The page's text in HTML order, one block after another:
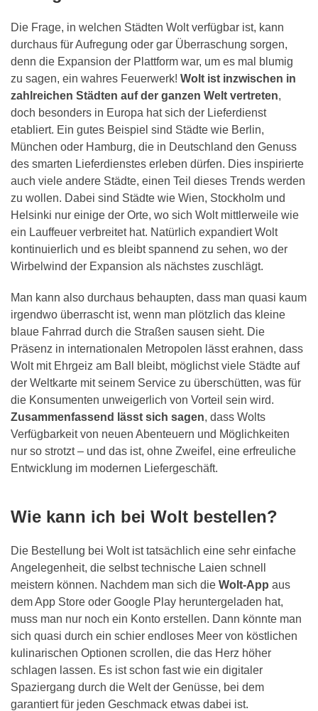
Die Frage, in welchen Städten Wolt verfügbar ist, kann
durchaus für Aufregung oder gar Überraschung sorgen,
denn die Expansion der Plattform war, um es mal blumig
zu sagen, ein wahres Feuerwerk! Wolt ist inzwischen in
zahlreichen Städten auf der ganzen Welt vertreten,
doch besonders in Europa hat sich der Lieferdienst
etabliert. Ein gutes Beispiel sind Städte wie Berlin,
München oder Hamburg, die in Deutschland den Genuss
des smarten Lieferdienstes erleben dürfen. Dies inspirierte
auch viele andere Städte, einen Teil dieses Trends werden
zu wollen. Dabei sind Städte wie Wien, Stockholm und
Helsinki nur einige der Orte, wo sich Wolt mittlerweile wie
ein Lauffeuer verbreitet hat. Natürlich expandiert Wolt
kontinuierlich und es bleibt spannend zu sehen, wo der
Wirbelwind der Expansion als nächstes zuschlägt.
Man kann also durchaus behaupten, dass man quasi kaum
irgendwo überrascht ist, wenn man plötzlich das kleine
blaue Fahrrad durch die Straßen sausen sieht. Die
Präsenz in internationalen Metropolen lässt erahnen, dass
Wolt mit Ehrgeiz am Ball bleibt, möglichst viele Städte auf
der Weltkarte mit seinem Service zu überschütten, was für
die Konsumenten unweigerlich von Vorteil sein wird.
Zusammenfassend lässt sich sagen, dass Wolts
Verfügbarkeit von neuen Abenteuern und Möglichkeiten
nur so strotzt – und das ist, ohne Zweifel, eine erfreuliche
Entwicklung im modernen Liefergeschäft.
Wie kann ich bei Wolt bestellen?
Die Bestellung bei Wolt ist tatsächlich eine sehr einfache
Angelegenheit, die selbst technische Laien schnell
meistern können. Nachdem man sich die Wolt-App aus
dem App Store oder Google Play heruntergeladen hat,
muss man nur noch ein Konto erstellen. Dann könnte man
sich quasi durch ein schier endloses Meer von köstlichen
kulinarischen Optionen scrollen, die das Herz höher
schlagen lassen. Es ist schon fast wie ein digitaler
Spaziergang durch die Welt der Genüsse, bei dem
garantiert für jeden Geschmack etwas dabei ist.